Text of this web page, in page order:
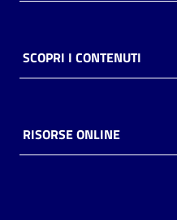
SCOPRI I CONTENUTI
RISORSE ONLINE